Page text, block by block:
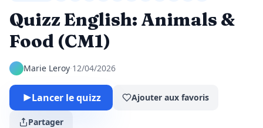
Quizz English: Animals &
Food (CM1)
Marie Leroy·12/04/2026
Lancer le quizz Ajouter aux favoris
Partager